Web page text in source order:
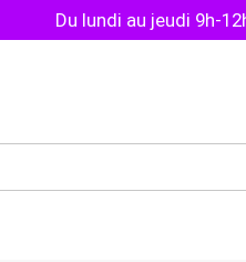
Du lundi au jeudi 9h-